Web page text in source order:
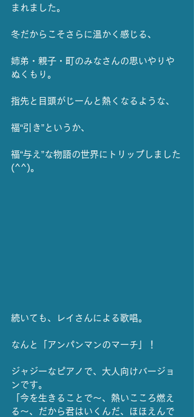
まれました。
冬だからこそさらに温かく感じる、
姉弟・親子・町のみなさんの思いやりや
ぬくもり。
指先と目頭がじーんと熱くなるような、
福“引き”というか、
福“与え”な物語の世界にトリップしました
(^^)。
続いても、レイさんによる歌唱。
なんと「アンパンマンのマーチ」！
ジャジーなピアノで、大人向けバージョ
ンです。
「今を生きることで～、熱いこころ燃え
る～、だから君はいくんだ、ほほえんで